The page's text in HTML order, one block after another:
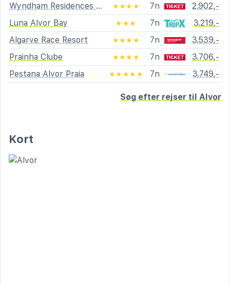
Wyndham Residences Alvor Beach
★★★★ 7n
2.902,-
Luna Alvor Bay
★★★ 7n
3.219,-
Algarve Race Resort
★★★★ 7n
3.539,-
Prainha Clube
★★★★ 7n
3.706,-
Pestana Alvor Praia
★★★★★ 7n 3.749,-
Søg efter rejser til Alvor
Kort